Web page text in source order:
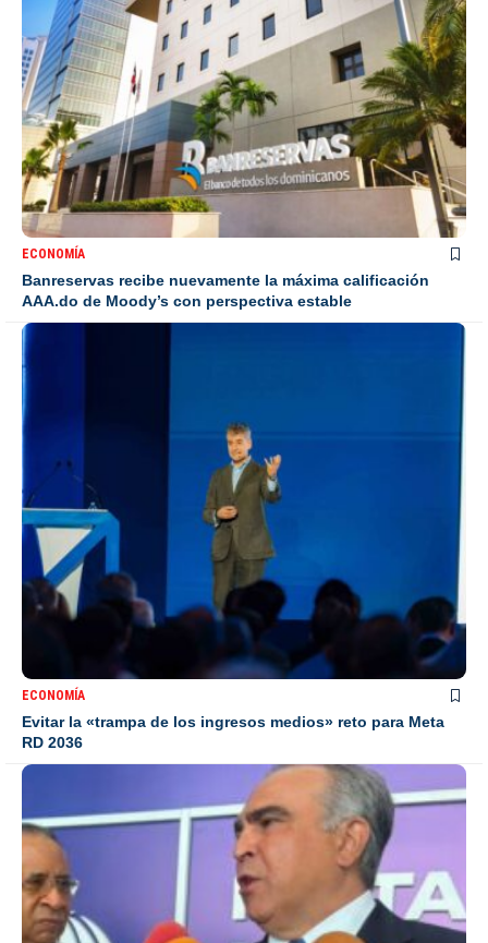
ECONOMÍA
Banreservas recibe nuevamente la máxima calificación
AAA.do de Moody’s con perspectiva estable
ECONOMÍA
Evitar la «trampa de los ingresos medios» reto para Meta
RD 2036